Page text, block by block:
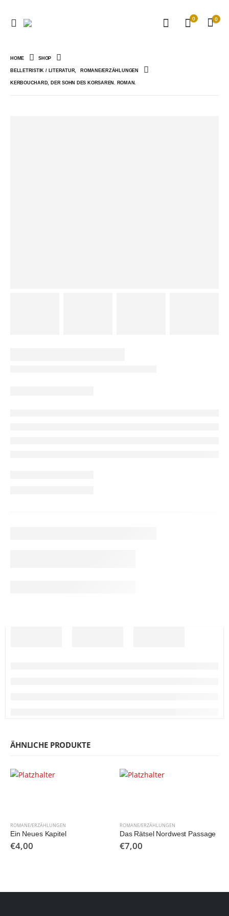
0 0
HOME SHOP
BELLETRISTIK / LITERATUR, ROMANE/ERZÄHLUNGEN
KERBOUCHARD, DER SOHN DES KORSAREN. ROMAN.
ÄHNLICHE PRODUKTE
ROMANE/ERZÄHLUNGEN
Ein Neues Kapitel
€4,00
ROMANE/ERZÄHLUNGEN
Das Rätsel Nordwest Passage
€7,00